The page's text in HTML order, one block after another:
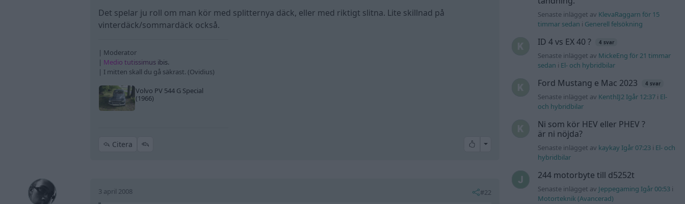
Det spelar ju roll om man kör med splitternya däck, eller med riktigt slitna. Lite skillnad på
vinterdäck/sommardäck också.
| Moderator
| Mediotutissimus ibis.
| I mitten skall du gå säkrast. (Ovidius)
Volvo PV 544 G Special
(1966)
Citera All reactions
3 april 2008 #22
Senaste inlägget av KlevaRaggarn för 15
timmar sedan i Generell felsökning
ID 4 vs EX 40 ? 4 svar
Senaste inlägget av MickeEng för 21 timmar
sedan i El- och hybridbilar
Ford Mustang e Mac 2023 4 svar
Senaste inlägget av KenthIJ2 Igår 12:37 i El-
och hybridbilar
Ni som kör HEV eller PHEV ?
är ni nöjda?
Senaste inlägget av kaykay Igår 07:23 i El- och
hybridbilar
244 motorbyte till d5252t
Senaste inlägget av Jeppegaming Igår 00:53 i
Motorteknik (Avancerad)